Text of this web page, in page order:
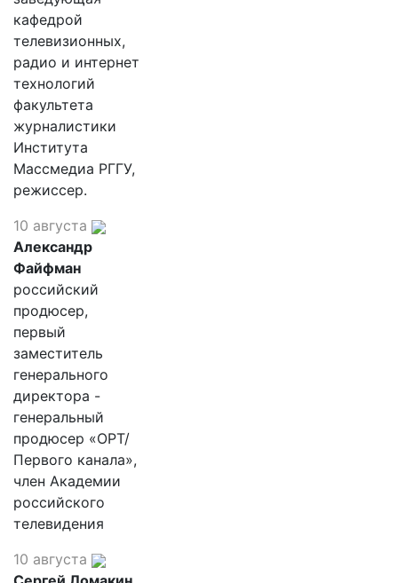
кафедрой
телевизионных,
радио и интернет
технологий
факультета
журналистики
Института
Массмедиа РГГУ,
режиссер.
10 августа
Александр
Файфман
российский
продюсер,
первый
заместитель
генерального
директора -
генеральный
продюсер «ОРТ/
Первого канала»,
член Академии
российского
телевидения
10 августа